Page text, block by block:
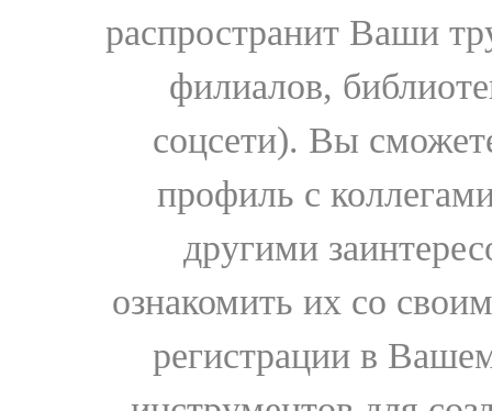
распространит Ваши
филиалов,
соцсети). Вы
профиль с
другими
ознакомить их со
регистрации в